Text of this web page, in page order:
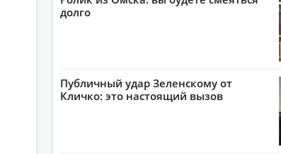
долго
Публичный удар Зеленскому от
Кличко: это настоящий вызов